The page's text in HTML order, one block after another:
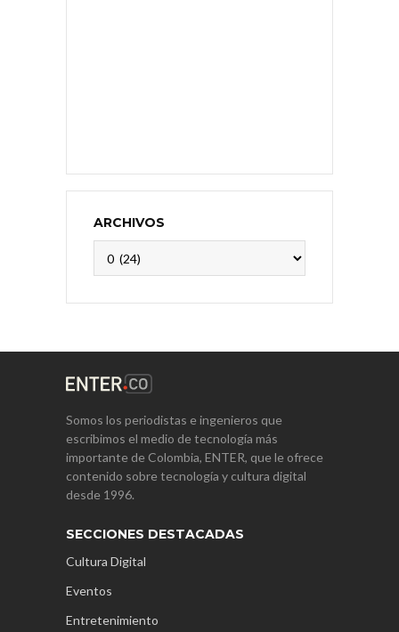
ARCHIVOS
Somos los periodistas e ingenieros que
escribimos el medio de tecnología más
importante de Colombia, ENTER, que le ofrece
contenido sobre tecnología y cultura digital
desde 1996.
SECCIONES DESTACADAS
Cultura Digital
Eventos
Entretenimiento